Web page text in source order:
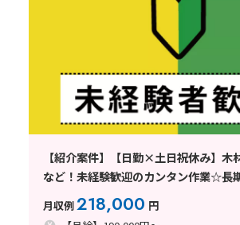
【紹介案件】【日勤×土日祝休み】木
など！未経験歓迎のカンタン作業☆長
月収例218,000 円